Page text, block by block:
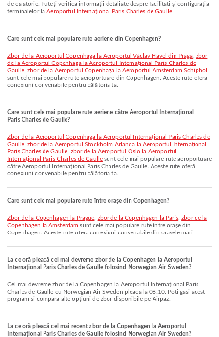
de călătorie. Puteți verifica informații detaliate despre facilități și configurația
terminalelor laAeroportul Internațional Paris Charles de Gaulle.
Care sunt cele mai populare rute aeriene din Copenhagen?
zbor de la Aeroportul Copenhaga la Aeroportul Václav Havel din Praga zbor
de la Aeroportul Copenhaga la Aeroportul Internațional Paris Charles de
Gaulle,zbor de la Aeroportul Copenhaga la Aeroportul Amsterdam Schiphol
sunt cele mai populare rute aeroportuare din Copenhagen. Aceste rute oferă
conexiuni convenabile pentru călătoria ta.
Care sunt cele mai populare rute aeriene către Aeroportul Internațional
Paris Charles de Gaulle?
zbor de la Aeroportul Copenhaga la Aeroportul Internațional Paris Charles de
Gaulle,zbor de la Aeroportul Stockholm Arlanda la Aeroportul Internațional
Paris Charles de Gaulle zbor de la Aeroportul Oslo la Aeroportul
Internațional Paris Charles de Gaulle sunt cele mai populare rute aeroportuare
către Aeroportul Internațional Paris Charles de Gaulle. Aceste rute oferă
conexiuni convenabile pentru călătoria ta.
Care sunt cele mai populare rute între orașe din Copenhagen?
zbor de la Copenhagen la Prague zbor de la Copenhagen la Paris,zbor de la
Copenhagen la Amsterdam sunt cele mai populare rute între orașe din
Copenhagen. Aceste rute oferă conexiuni convenabile din orașele mari.
La ce oră pleacă cel mai devreme zbor de la Copenhagen la Aeroportul
Internațional Paris Charles de Gaulle folosind Norwegian Air Sweden?
Cel mai devreme zbor de la Copenhagen la Aeroportul Internațional Paris
Charles de Gaulle cu Norwegian Air Sweden pleacă la 08:10. Poți găsi acest
program și compara alte opțiuni de zbor disponibile pe Airpaz.
La ce oră pleacă cel mai recent zbor de la Copenhagen la Aeroportul
Internațional Paris Charles de Gaulle folosind Norwegian Air Sweden?